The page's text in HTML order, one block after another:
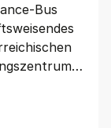
Bus
FAUSTBALL-